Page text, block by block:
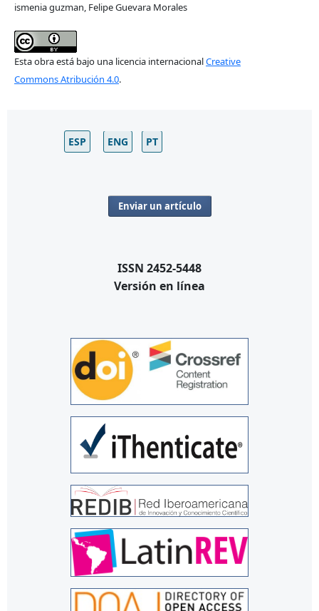
ismenia guzman, Felipe Guevara Morales
Esta obra está bajo una licencia internacionalCreative
Commons Atribución 4.0.
ESP ENG PT
Enviar un artículo
ISSN 2452-5448
Versión en línea